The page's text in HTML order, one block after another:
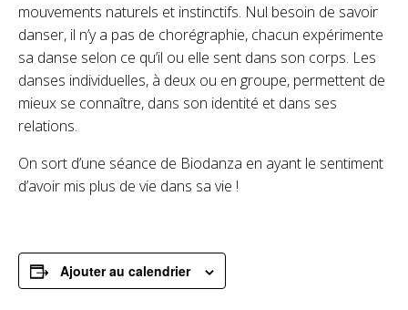
mouvements naturels et instinctifs. Nul besoin de savoir
danser, il n’y a pas de chorégraphie, chacun expérimente
sa danse selon ce qu’il ou elle sent dans son corps. Les
danses individuelles, à deux ou en groupe, permettent de
mieux se connaître, dans son identité et dans ses
relations.
On sort d’une séance de Biodanza en ayant le sentiment
d’avoir mis plus de vie dans sa vie !
Ajouter au calendrier